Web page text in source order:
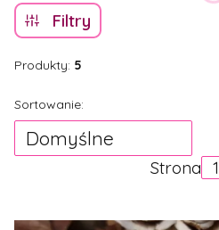
Filtry
Produkty: 5
Lista produktów
Sortowanie:
Domyślne
Strona